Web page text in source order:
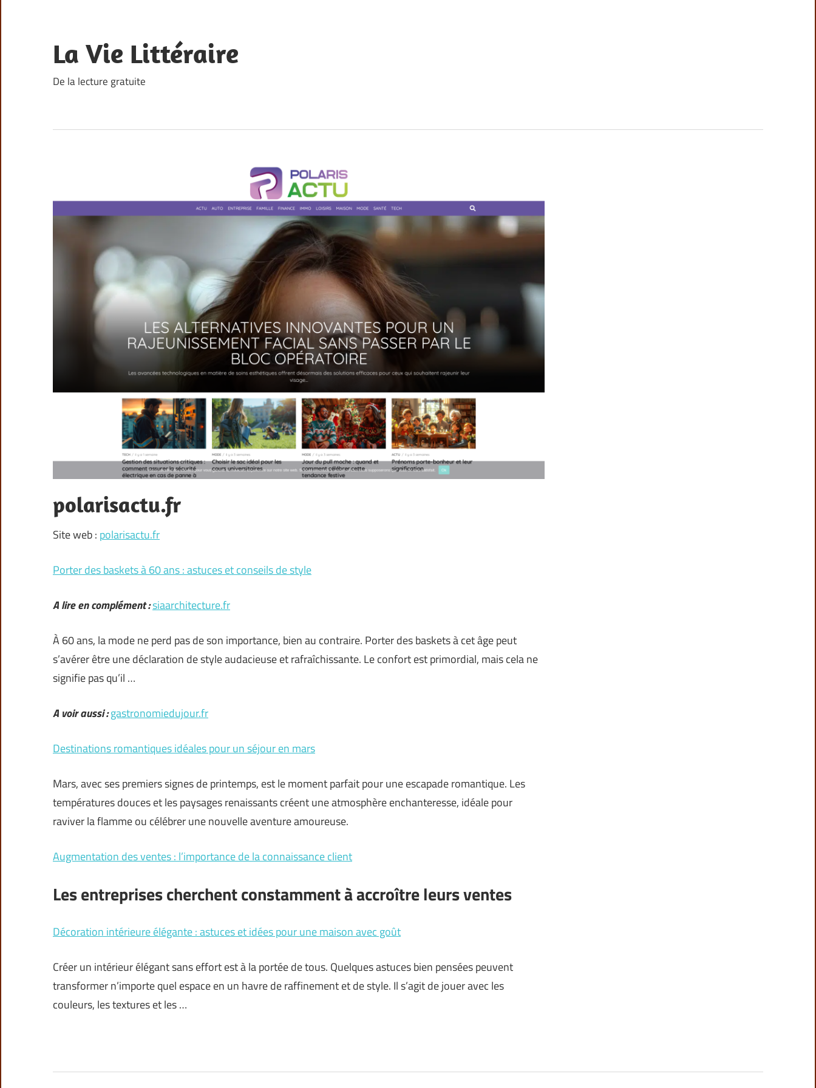
content
La Vie Littéraire
De la lecture gratuite
polarisactu.fr
Site web : polarisactu.fr
Porter des baskets à 60 ans : astuces et conseils de style
A lire en complément :siaarchitecture.fr
À 60 ans, la mode ne perd pas de son importance, bien au contraire. Porter des baskets à cet âge peut
s’avérer être une déclaration de style audacieuse et rafraîchissante. Le confort est primordial, mais cela ne
signifie pas qu’il …
A voir aussi :gastronomiedujour.fr
Destinations romantiques idéales pour un séjour en mars
Mars, avec ses premiers signes de printemps, est le moment parfait pour une escapade romantique. Les
températures douces et les paysages renaissants créent une atmosphère enchanteresse, idéale pour
raviver la flamme ou célébrer une nouvelle aventure amoureuse.
Augmentation des ventes : l’importance de la connaissance client
Les entreprises cherchent constamment à accroître leurs ventes
Décoration intérieure élégante : astuces et idées pour une maison avec goût
Créer un intérieur élégant sans effort est à la portée de tous. Quelques astuces bien pensées peuvent
transformer n’importe quel espace en un havre de raffinement et de style. Il s’agit de jouer avec les
couleurs, les textures et les …